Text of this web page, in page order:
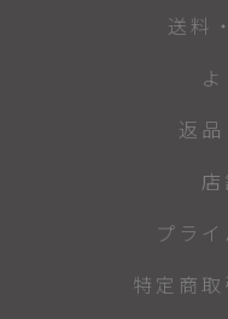
送料
返
プラ
特定商